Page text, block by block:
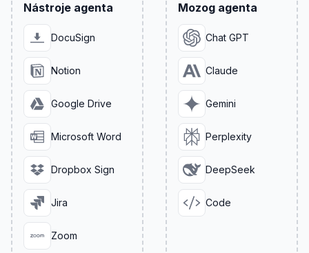
Nástroje agenta
DocuSign
Notion
Google Drive
Microsoft Word
Dropbox Sign
Jira
Zoom
Mozog agenta
Chat GPT
Claude
Gemini
Perplexity
DeepSeek
Code